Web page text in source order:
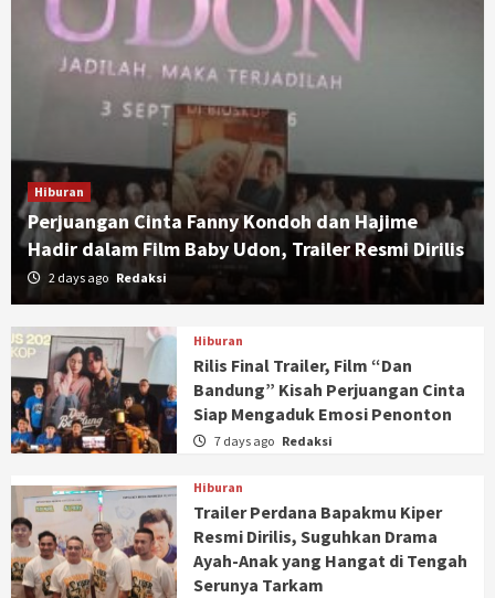
Hiburan
Perjuangan Cinta Fanny Kondoh dan Hajime
Hadir dalam Film Baby Udon, Trailer Resmi Dirilis
2 days ago Redaksi
Hiburan
Rilis Final Trailer, Film “Dan
Bandung” Kisah Perjuangan Cinta
Siap Mengaduk Emosi Penonton
7 days ago Redaksi
Hiburan
Trailer Perdana Bapakmu Kiper
Resmi Dirilis, Suguhkan Drama
Ayah-Anak yang Hangat di Tengah
Serunya Tarkam